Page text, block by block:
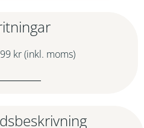
kr (inkl. moms)